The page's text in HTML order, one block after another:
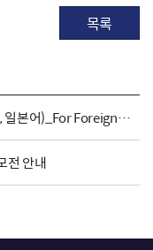
목록
셀프 참배 음성(영어, 중국어, 일본어)_For Foreigners
전 안내